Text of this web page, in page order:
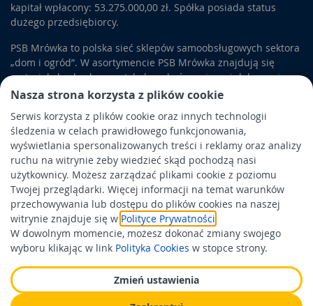
Nasza strona korzysta z plików cookie
Serwis korzysta z plików cookie oraz innych technologii
śledzenia w celach prawidłowego funkcjonowania,
wyświetlania spersonalizowanych treści i reklamy oraz analizy
ruchu na witrynie żeby wiedzieć skąd pochodzą nasi
użytkownicy. Możesz zarządzać plikami cookie z poziomu
Twojej przeglądarki. Więcej informacji na temat warunków
przechowywania lub dostępu do plików cookies na naszej
witrynie znajduje się w Polityce Prywatności
W dowolnym momencie, możesz dokonać zmiany swojego
wyboru klikając w link Polityka Cookies w stopce strony.
Zmień ustawienia
kapitał wpłacony: 53.275.000,00 zł. Spółka posiada status
dużego przedsiębiorcy.
PSB Mrówka to polska sieć sklepów samoobsługowych sektora
„dom i ogród”. W asortymencie PSB Mrówka znajdują się
materiały budowlane, artykuły wykończeniowe i dekoracyjne,
wyposażenie łazienek i kuchni, elektronarzędzia, a także
artykuły związane z ogrodem i otoczeniem domu.
Obowiązek informacyjny
Polityka prywatności
Polityka Cookies
Odbiór zużytego sprzętu
Wspierają nas: